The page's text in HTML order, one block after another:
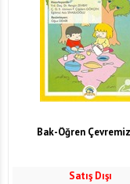
Bak-Öğren
Satış Dışı